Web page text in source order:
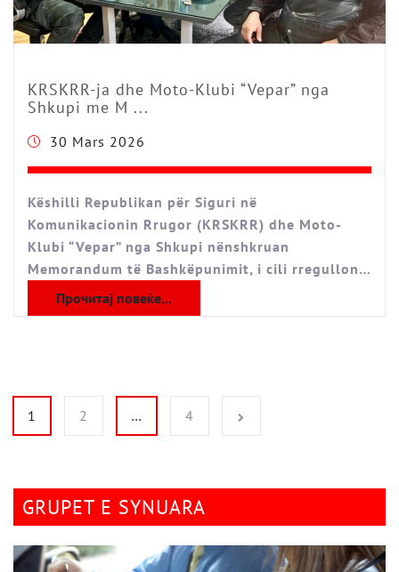
KRSKRR-ja dhe Moto-Klubi “Vepar” nga
Shkupi me M ...
30 Mars 2026
Këshilli Republikan për Siguri në
Komunikacionin Rrugor (KRSKRR) dhe Moto-
Klubi “Vepar” nga Shkupi nënshkruan
Memorandum të Bashkëpunimit, i cili rregullon…
Прочитај повеќе...
Faqosje postimesh
1 2 … 4
GRUPET E SYNUARA